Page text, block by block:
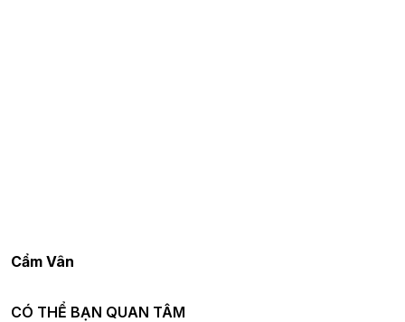
Cẩm Vân
CÓ THỂ BẠN QUAN TÂM